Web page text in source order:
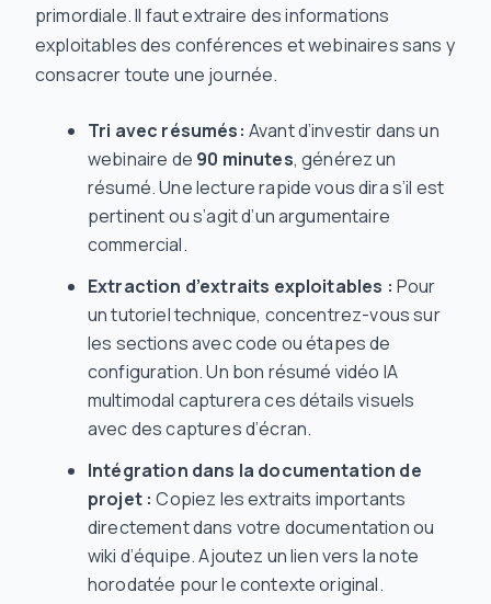
primordiale. Il faut extraire des informations
exploitables des conférences et webinaires sans y
consacrer toute une journée.
Tri avec résumés: Avant d’investir dans un
webinaire de 90 minutes, générez un
résumé. Une lecture rapide vous dira s’il est
pertinent ou s’agit d’un argumentaire
commercial.
Extraction d’extraits exploitables : Pour
un tutoriel technique, concentrez-vous sur
les sections avec code ou étapes de
configuration. Un bon résumé vidéo IA
multimodal capturera ces détails visuels
avec des captures d’écran.
Intégration dans la documentation de
projet : Copiez les extraits importants
directement dans votre documentation ou
wiki d’équipe. Ajoutez un lien vers la note
horodatée pour le contexte original.